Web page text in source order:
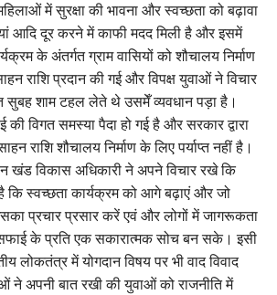
में सुरक्षा की भावना और स्वच्छता को बढ़ावा
आदि दूर करने में काफी मदद मिली है और इसमें
के अंतर्गत ग्राम वासियों को शौचालय निर्माण
राशि प्रदान की गई और विपक्ष युवाओं ने विचार
सुबह शाम टहल लेते थे उसमेँ व्यवधान पड़ा है।
विगत समस्या पैदा हो गई है और सरकार द्वारा
राशि शौचालय निर्माण के लिए पर्याप्त नहीं है।
खंड विकास अधिकारी ने अपने विचार रखे कि
कि स्वच्छता कार्यक्रम को आगे बढ़ाएं और जो
प्रचार प्रसार करें एवं और लोगों में जागरूकता
के प्रति एक सकारात्मक सोच बन सके। इसी
लोकतंत्र में योगदान विषय पर भी वाद विवाद
ने अपनी बात रखी की युवाओं को राजनीति में